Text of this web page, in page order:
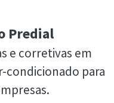
Predial
e corretivas em
condicionado para